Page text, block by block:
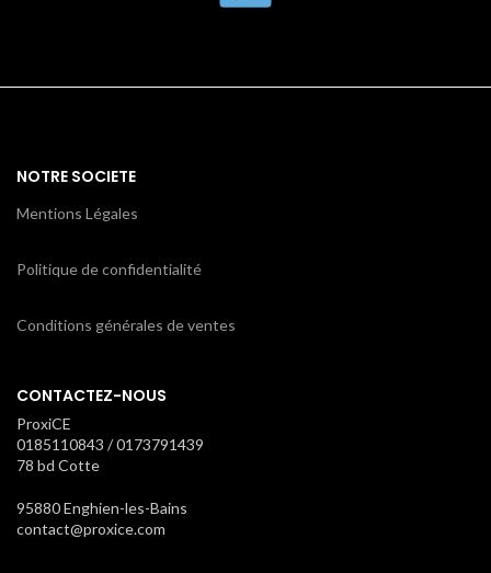
NOTRE SOCIETE
Mentions Légales
Politique de confidentialité
Conditions générales de ventes
CONTACTEZ-NOUS
ProxiCE
0185110843 / 0173791439
78 bd Cotte
95880 Enghien-les-Bains
contact@proxice.com